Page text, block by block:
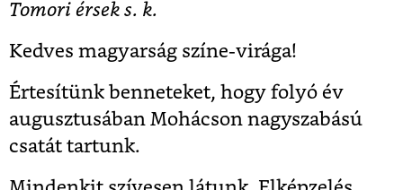
Tomori érsek s. k.
Kedves magyarság színe-virága!
Értesítünk benneteket, hogy folyó év
augusztusában Mohácson nagyszabású
csatát tartunk.